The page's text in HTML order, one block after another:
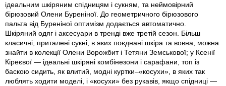
ідеальним шкіряним спідницям і сукням, та неймовірний
бірюзовий Олени Буреніної. До геометричного бірюзового
пальта від Буреніної оптимізм додається автоматично.
Шкіряний одяг і аксесуари в тренді вже третій сезон. Більш
класичні, приталені сукні, в яких поєднані шкіра та вовна, можна
знайти в колекції Олени Ворожбит і Тетяни Земськової; у Ксенії
Кіреєвої — ідеальні шкіряні комбінезони і сарафани, топ із
баскою сидить, як влитий, модні куртки–«косухи», в яких так
люблять ходити моделі, і «косухи» без рукавів, якщо спідниці —